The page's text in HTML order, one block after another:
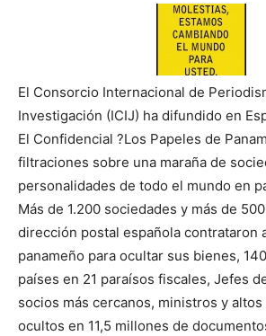
El Consorcio Internacional de
Investigación (ICIJ) ha difundido en
El Confidencial ?Los Papeles de
filtraciones sobre una maraña de
personalidades de todo el mundo en
Más de 1.200 sociedades y más de
dirección postal española contrataron
panameño para ocultar sus bienes,
países en 21 paraísos fiscales, Jefes
socios más cercanos, ministros y
ocultos en 11,5 millones de